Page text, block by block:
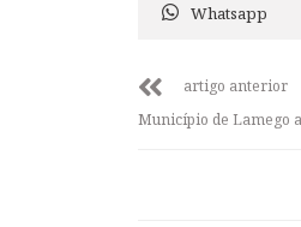
Whatsapp
artigo anterior
Município de Lamego